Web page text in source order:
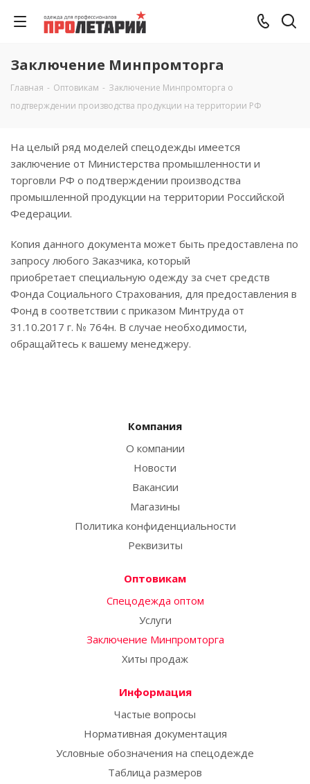
Заключение Минпромторга
Главная - Оптовикам - Заключение Минпромторга о
подтверждении производства продукции на территории РФ
На целый ряд моделей спецодежды имеется
заключение от Министерства промышленности и
торговли РФ о подтверждении производства
промышленной продукции на территории Российской
Федерации.
Копия данного документа может быть предоставлена по
запросу любого Заказчика, который
приобретает специальную одежду за счет средств
Фонда Социального Страхования, для предоставления в
Фонд в соответствии с приказом Минтруда от
31.10.2017 г. № 764н. В случае необходимости,
обращайтесь к вашему менеджеру.
Компания
О компании
Новости
Вакансии
Магазины
Политика конфиденциальности
Реквизиты
Оптовикам
Спецодежда оптом
Услуги
Заключение Минпромторга
Хиты продаж
Информация
Частые вопросы
Нормативная документация
Условные обозначения на спецодежде
Таблица размеров